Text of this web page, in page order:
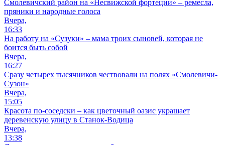
Смолевичский район на «Несвижской фортеции» – ремесла,
пряники и народные голоса
Вчера,
16:33
На работу на «Сузуки» – мама троих сыновей, которая не
боится быть собой
Вчера,
16:27
Сразу четырех тысячников чествовали на полях «Смолевичи-
Сузон»
Вчера,
15:05
Красота по-соседски – как цветочный оазис украшает
деревенскую улицу в Станок-Водица
Вчера,
13:38